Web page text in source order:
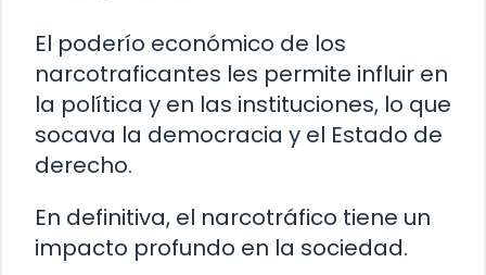
El poderío económico de los
narcotraficantes les permite influir en
la política y en las instituciones, lo que
socava la democracia y el Estado de
derecho.
En definitiva, el narcotráfico tiene un
impacto profundo en la sociedad.